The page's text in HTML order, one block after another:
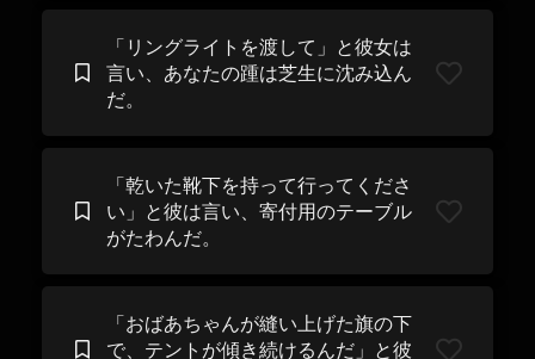
「リングライトを渡して」と彼女は
言い、あなたの踵は芝生に沈み込ん
だ。
「乾いた靴下を持って行ってくださ
い」と彼は言い、寄付用のテーブル
がたわんだ。
「おばあちゃんが縫い上げた旗の下
で、テントが傾き続けるんだ」と彼